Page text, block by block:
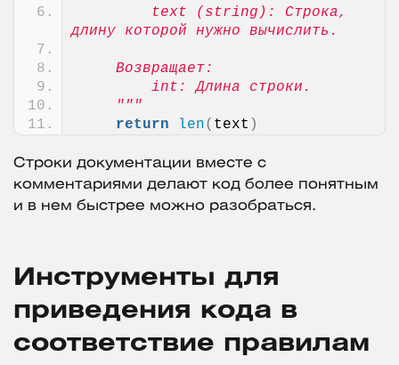
        text (string): Строка,
длину которой нужно вычислить.
    Возвращает:
        int: Длина строки.
    """
return
len( text )
Строки документации вместе с
комментариями делают код более понятным
и в нем быстрее можно разобраться.
Инструменты для
приведения кода в
соответствие правилам